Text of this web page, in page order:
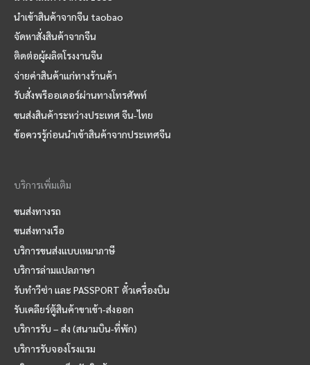
นําเข้าสินค้าจากจีน taobao
จัดหาสั่งสินค้าจากจีน
ติดต่อผู้ผลิตโรงงานจีน
จ่ายค่าสินค้าแก่ทางร้านค้า
รับสั่งพรีออเดอร์ผ่านทางโทรศัพท์
ขนส่งสินค้าระหว่างประเทศ จีน-ไทย
ข้อควรรู้ก่อนนำเข้าสินค้าจากประเทศจีน
บริการเพิ่มเติม
ขนส่งทางรถ
ขนส่งทางเรือ
บริการขนส่งแบบเหมาภาษี
บริการล่ามแปลภาษา
รับทำวีซ่า และ PASSPORT ตั๋วเครื่องบิน
รับเคลียร์ตู้สินค้าขาเข้า-ส่งออก
บริการรับ – ส่ง (สนามบิน-ที่พัก)
บริการรับจองโรงแรม